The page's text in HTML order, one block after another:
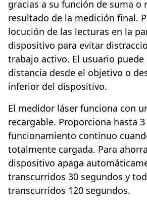
gracias a su función de suma o
resultado de la medición final.
locución de las lecturas en la
dispositivo para evitar
trabajo activo. El usuario
distancia desde el objetivo o
inferior del dispositivo.
El medidor láser funciona con
recargable. Proporciona hasta
funcionamiento continuo
totalmente cargada. Para
dispositivo apaga
transcurridos 30 segundos y
transcurridos 120 segundos.